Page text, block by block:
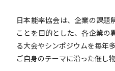
日本能率協会は、企業の課題
ことを目的とした、各企業の
る大会やシンポジウムを毎年
ご自身のテーマに沿った催し